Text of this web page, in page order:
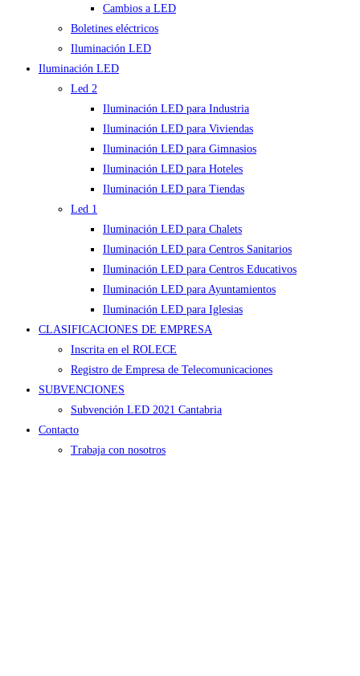
Cambios a LED
Boletines eléctricos
Iluminación LED
Iluminación LED
Led 2
Iluminación LED para Industria
Iluminación LED para Viviendas
Iluminación LED para Gimnasios
Iluminación LED para Hoteles
Iluminación LED para Tiendas
Led 1
Iluminación LED para Chalets
Iluminación LED para Centros Sanitarios
Iluminación LED para Centros Educativos
Iluminación LED para Ayuntamientos
Iluminación LED para Iglesias
CLASIFICACIONES DE EMPRESA
Inscrita en el ROLECE
Registro de Empresa de Telecomunicaciones
SUBVENCIONES
Subvención LED 2021 Cantabria
Contacto
Trabaja con nosotros